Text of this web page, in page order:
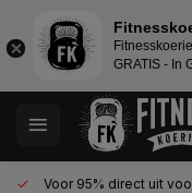
Voor 95% direct uit
GRATIS - In